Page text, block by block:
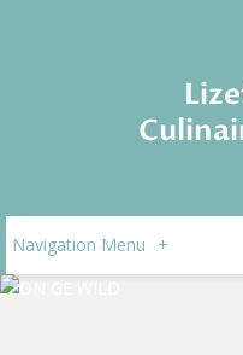
Navigation Menu +